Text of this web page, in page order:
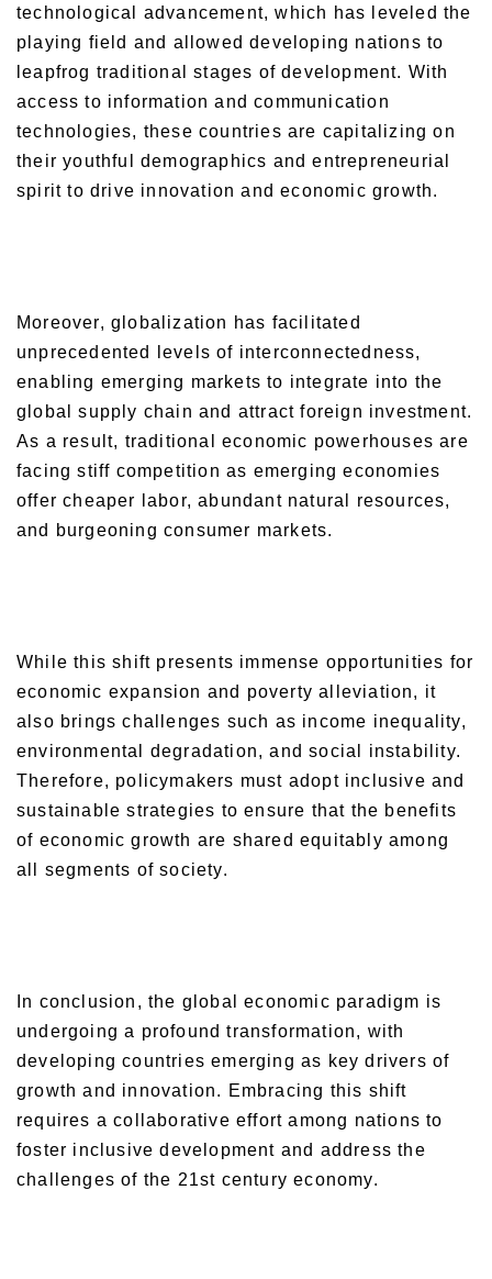
technological advancement, which has leveled the
playing field and allowed developing nations to
leapfrog traditional stages of development. With
access to information and communication
technologies, these countries are capitalizing on
their youthful demographics and entrepreneurial
spirit to drive innovation and economic growth.
Moreover, globalization has facilitated
unprecedented levels of interconnectedness,
enabling emerging markets to integrate into the
global supply chain and attract foreign investment.
As a result, traditional economic powerhouses are
facing stiff competition as emerging economies
offer cheaper labor, abundant natural resources,
and burgeoning consumer markets.
While this shift presents immense opportunities for
economic expansion and poverty alleviation, it
also brings challenges such as income inequality,
environmental degradation, and social instability.
Therefore, policymakers must adopt inclusive and
sustainable strategies to ensure that the benefits
of economic growth are shared equitably among
all segments of society.
In conclusion, the global economic paradigm is
undergoing a profound transformation, with
developing countries emerging as key drivers of
growth and innovation. Embracing this shift
requires a collaborative effort among nations to
foster inclusive development and address the
challenges of the 21st century economy.